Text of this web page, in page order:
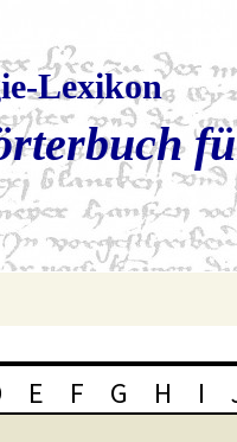
Lexikon
E F G H I